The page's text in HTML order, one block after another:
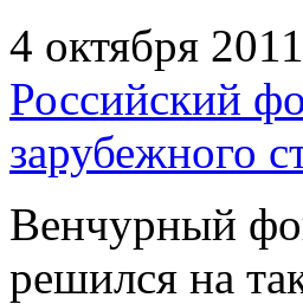
4 октября 2011
Российский
зарубежного
Венчурный
решился на